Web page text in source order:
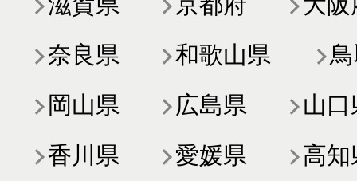
奈良県
和歌山県
岡山県
広島県
山口
香川県
愛媛県
高知